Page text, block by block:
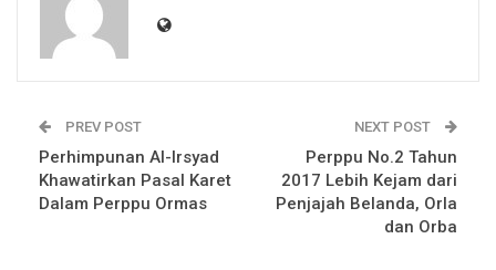
PREV POST
Perhimpunan Al-Irsyad
Khawatirkan Pasal Karet
Dalam Perppu Ormas
NEXT POST
Perppu No.2 Tahun
2017 Lebih Kejam dari
Penjajah Belanda, Orla
dan Orba